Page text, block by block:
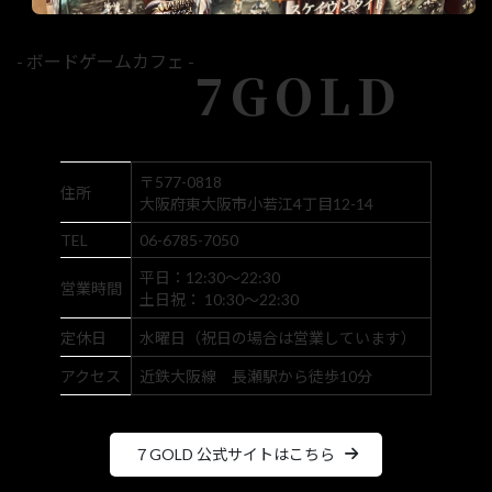
- ボードゲームカフェ - 7GOLD
住所
〒577-0818
大阪府東大阪市小若江4丁目12-14
TEL
06-6785-7050
営業時間
平日：12:30～22:30
土日祝： 10:30～22:30
定休日 水曜日（祝日の場合は営業しています）
アクセス 近鉄大阪線 長瀬駅から徒歩10分
７GOLD 公式サイトはこちら